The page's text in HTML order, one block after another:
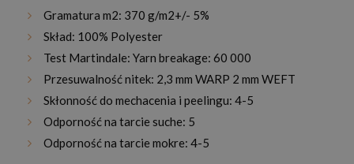
Gramatura m2: 370 g/m2+/- 5%
Skład: 100% Polyester
Test Martindale: Yarn breakage: 60 000
Przesuwalność nitek: 2,3 mm WARP 2 mm WEFT
Skłonność do mechacenia i peelingu: 4-5
Odporność na tarcie suche: 5
Odporność na tarcie mokre: 4-5